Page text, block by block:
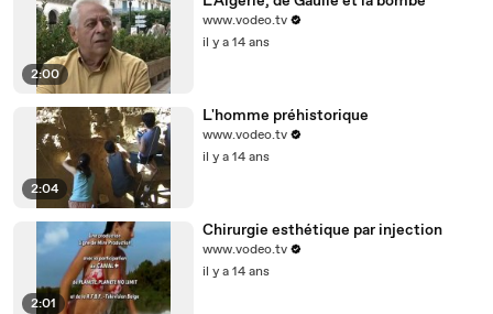
2:00
www.vodeo.tv
il y a 14 ans
2:04
L'homme préhistorique
www.vodeo.tv
il y a 14 ans
2:01
Chirurgie esthétique par injection
www.vodeo.tv
il y a 14 ans